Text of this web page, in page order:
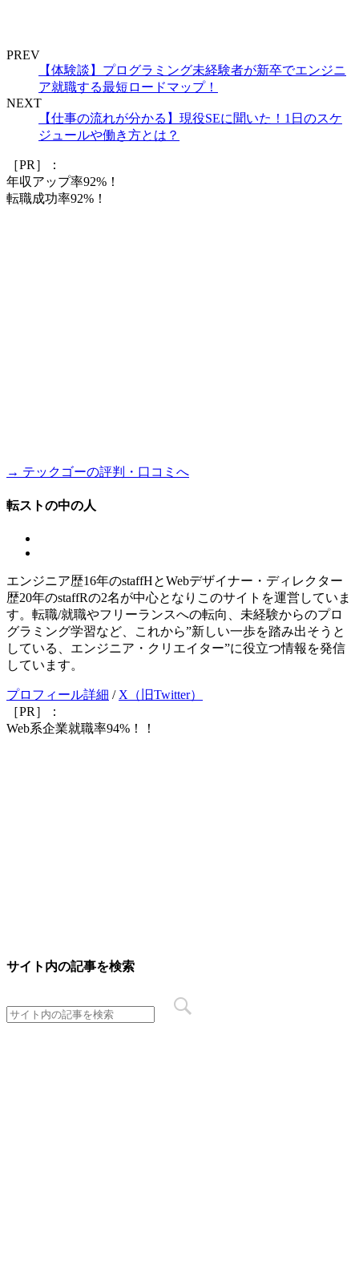
PREV
【体験談】プログラミング未経験者が新卒でエンジニ
ア就職する最短ロードマップ！
NEXT
【仕事の流れが分かる】現役SEに聞いた！1日のスケ
ジュールや働き方とは？
［PR］：
年収アップ率92%！
転職成功率92%！
→ テックゴーの評判・口コミへ
転ストの中の人
エンジニア歴16年のstaffHとWebデザイナー・ディレクター
歴20年のstaffRの2名が中心となりこのサイトを運営していま
す。転職/就職やフリーランスへの転向、未経験からのプロ
グラミング学習など、これから”新しい一歩を踏み出そうと
している、エンジニア・クリエイター”に役立つ情報を発信
しています。
プロフィール詳細 / X（旧Twitter）
［PR］：
Web系企業就職率94%！！
サイト内の記事を検索